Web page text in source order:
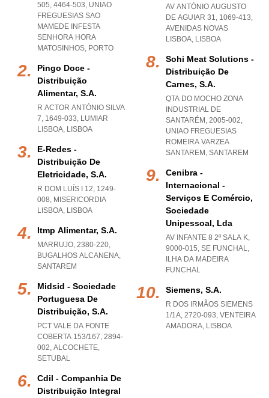
505, 4464-503, UNIAO
FREGUESIAS SAO
MAMEDE INFESTA
SENHORA HORA
MATOSINHOS, PORTO
Pingo Doce -
Distribuição
Alimentar, S.a.
R ACTOR ANTÓNIO SILVA
7, 1649-033, LUMIAR
LISBOA, LISBOA
E-Redes -
Distribuição De
Eletricidade, S.a.
R DOM LUÍS I 12, 1249-
008, MISERICORDIA
LISBOA, LISBOA
Itmp Alimentar, S.a.
MARRUJO, 2380-220,
BUGALHOS ALCANENA,
SANTAREM
Midsid - Sociedade
Portuguesa De
Distribuição, S.a.
PCT VALE DA FONTE
COBERTA 153/167, 2894-
002, ALCOCHETE,
SETUBAL
Cdil - Companhia De
Distribuição Integral
AV ANTÓNIO AUGUSTO
DE AGUIAR 31, 1069-413,
AVENIDAS NOVAS
LISBOA, LISBOA
Sohi Meat Solutions -
Distribuição De
Carnes, S.a.
QTA DO MOCHO ZONA
INDUSTRIAL DE
SANTARÉM, 2005-002,
UNIAO FREGUESIAS
ROMEIRA VARZEA
SANTAREM , SANTAREM
Cenibra -
Internacional -
Serviços E Comércio,
Sociedade
Unipessoal, Lda
AV INFANTE 8 2º SALA K,
9000-015, SE FUNCHAL,
ILHA DA MADEIRA
FUNCHAL
Siemens, S.a.
R DOS IRMÃOS SIEMENS
1/1A, 2720-093, VENTEIRA
AMADORA, LISBOA